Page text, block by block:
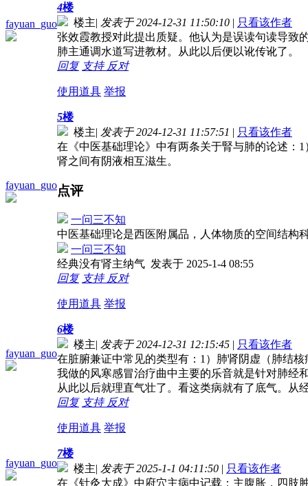
fayuan_guo
4楼
楼主| 发表于 2024-12-31 11:50:10 | 只看该作者
张效霞教授对此提出质疑。他认为是误读句读导致
肺主通调水道写进教材。从此以后便以讹传讹了。
回复 支持 反对
使用道具 举报
fayuan_guo
5楼
楼主| 发表于 2024-12-31 11:57:51 | 只看该作者
在《中医基础理论》中有两条关于腎与肺的论述：
肾之间有阴液相互滋生。
点评
一问三不知
中医基础理论是西医附属品，人体物质的空间结构
一问三不知
经典没有肾主纳气 发表于 2025-1-4 08:55
回复 支持 反对
使用道具 举报
fayuan_guo
6楼
楼主| 发表于 2024-12-31 12:15:45 | 只看该作者
在脏腑兼证中常见的类型有：1）肺肾阴虚（肺结
我做的风寒感冒治疗曲中主要的乐音就是针对肺经
从此以后就理直气壮了。看这类病就有了底气。从
回复 支持 反对
使用道具 举报
fayuan_guo
7楼
楼主| 发表于 2025-1-1 04:11:50 | 只看该作者
在《针灸大成》中府穴主病中记载：主腹胀，四肢